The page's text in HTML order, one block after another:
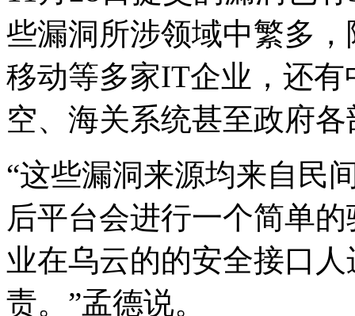
些漏洞所涉领域中繁多
移动等多家IT企业，还
空、海关系统甚至政府
“这些漏洞来源均来自民
后平台会进行一个简单
业在乌云的的安全接口
责。”孟德说。